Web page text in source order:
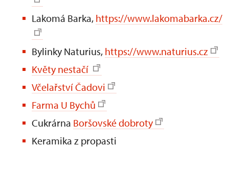
Lakomá Barka, https://www.lakomabarka.cz/
Bylinky Naturius, https://www.naturius.cz
Květy nestačí
Včelařství Čadovi
Farma U Bychů
Cukrárna Boršovské dobroty
Keramika z propasti